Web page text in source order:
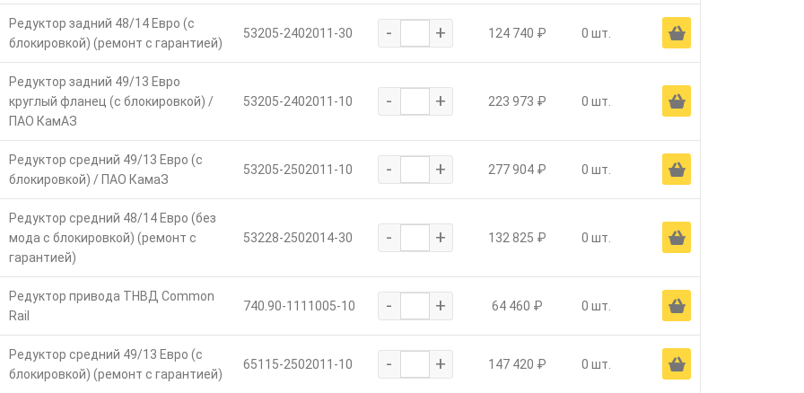
Редуктор задний 48/14 Евро (с
блокировкой) (ремонт с гарантией)
53205-2402011-30 - + 124 740 ₽ 0 шт. Ä
Редуктор задний 49/13 Евро
круглый фланец (с блокировкой) /
ПАО КамАЗ
53205-2402011-10 - + 223 973 ₽ 0 шт. Ä
Редуктор средний 49/13 Евро (с
блокировкой) / ПАО КамаЗ
53205-2502011-10 - + 277 904 ₽ 0 шт. Ä
Редуктор средний 48/14 Евро (без
мода с блокировкой) (ремонт с
гарантией)
53228-2502014-30 - + 132 825 ₽ 0 шт. Ä
Редуктор привода ТНВД Common
Rail
740.90-1111005-10 - + 64 460 ₽ 0 шт. Ä
Редуктор средний 49/13 Евро (с
блокировкой) (ремонт с гарантией)
65115-2502011-10 - + 147 420 ₽ 0 шт. Ä